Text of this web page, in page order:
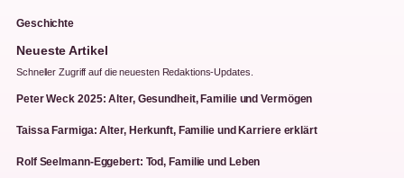
Geschichte
Neueste Artikel
Schneller Zugriff auf die neuesten Redaktions-Updates.
Peter Weck 2025: Alter, Gesundheit, Familie und Vermögen
Taissa Farmiga: Alter, Herkunft, Familie und Karriere erklärt
Rolf Seelmann-Eggebert: Tod, Familie und Leben